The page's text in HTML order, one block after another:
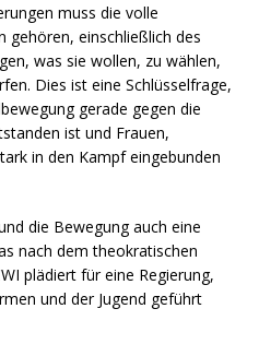
muss die volle
gehören, einschließlich des
was sie wollen, zu wählen,
Dies ist eine Schlüsselfrage,
gerade gegen die
ist und Frauen,
in den Kampf eingebunden
die Bewegung auch eine
nach dem theokratischen
plädiert für eine Regierung,
und der Jugend geführt